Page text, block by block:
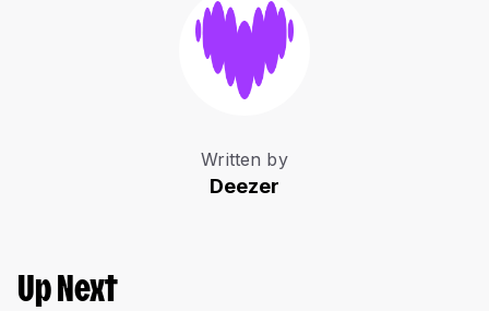
Written by
Deezer
Up Next